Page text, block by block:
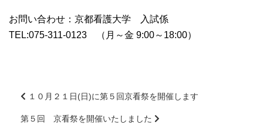
お問い合わせ：京都看護大学 入試係
TEL:075-311-0123 （月～金 9:00～18:00）
前
１０月２１日(日)に第５回京看祭を開催します
第５回 京看祭を開催いたしました